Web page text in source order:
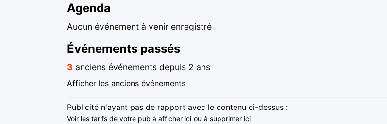
Agenda
Aucun événement à venir enregistré
Événements passés
3 anciens événements depuis 2 ans
Afficher les anciens événements
Publicité n'ayant pas de rapport avec le contenu ci-dessus :
Voir les tarifs de votre pub à afficher ici ou à supprimer ici